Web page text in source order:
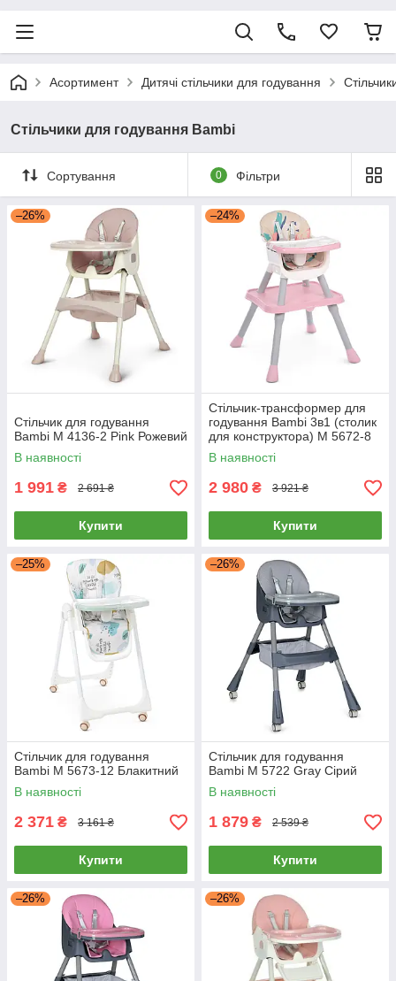
Асортимент Дитячі стільчики для годування
Стільчики для годування Bambi
Сортування 0 Фільтри
–26%
Стільчик для годування
Bambi M 4136-2 Pink Рожевий
В наявності
1 991 ₴ 2 691 ₴
Купити
–24%
Стільчик-трансформер для
годування Bambi 3в1 (столик
для конструктора) M 5672-8
Рожевий
В наявності
2 980 ₴ 3 921 ₴
Купити
–25%
Стільчик для годування
Bambi M 5673-12 Блакитний
В наявності
2 371 ₴ 3 161 ₴
Купити
–26%
Стільчик для годування
Bambi M 5722 Gray Сірий
В наявності
1 879 ₴ 2 539 ₴
Купити
–26% –26%